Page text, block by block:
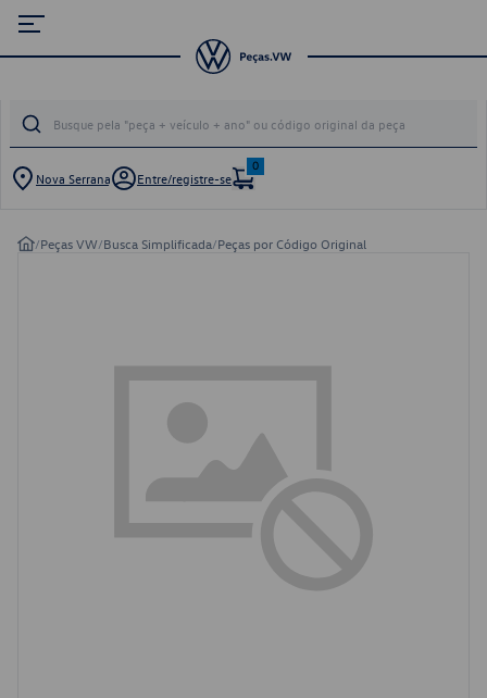
Nova Serrana Entre/registre-se
0
/Peças VW/Busca Simplificada/Peças por Código Original